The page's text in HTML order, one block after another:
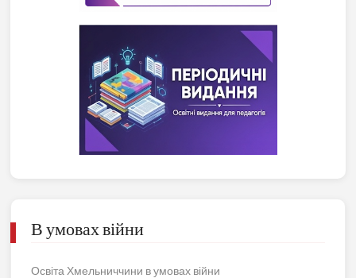
В умовах війни
Освіта Хмельниччини в умовах війни